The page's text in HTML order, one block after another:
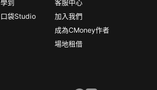
學到
口袋Studio
客服中心
加入我們
成為CMoney作者
場地租借